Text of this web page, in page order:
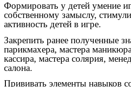
Формировать у детей умение
собственному замыслу,
активность детей в игре.
Закрепить ранее полученные
парикмахера, мастера
кассира, мастера солярия,
салона.
Прививать элементы навыков